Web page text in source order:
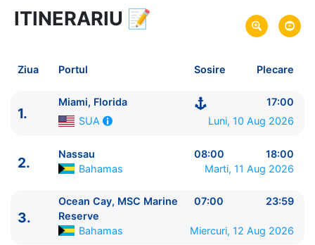
8 zile vacanta de croaziera in
link oferta
Plecare pe 10 Aug 2026 din Miami, Florida, SUA
MSC Cruises
ITINERARIU 📝
Ziua Portul Sosire Plecare
1.
Miami, Florida
17:00
SUA
Luni, 10 Aug 2026
2.
Nassau 08:00
18:00
Bahamas
Marti, 11 Aug 2026
3.
Ocean Cay, MSC Marine
Reserve
07:00 23:59
Bahamas Miercuri, 12 Aug 2026